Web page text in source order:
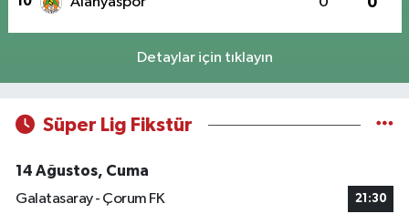
Detaylar için tıklayın
Süper Lig Fikstür
14 Ağustos, Cuma
Galatasaray - Çorum FK
21:30